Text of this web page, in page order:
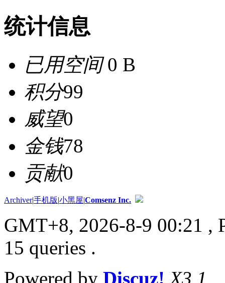
统计信息
已用空间0 B
积分99
威望0
金钱78
贡献0
Archiver|手机版|小黑屋|Comsenz Inc.
GMT+8, 2026-8-9 00:21 ,
15 queries .
Powered by Discuz! X3.1